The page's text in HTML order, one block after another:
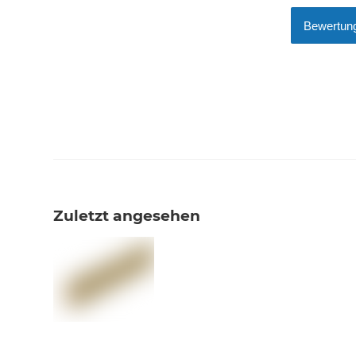
Zuletzt angesehen